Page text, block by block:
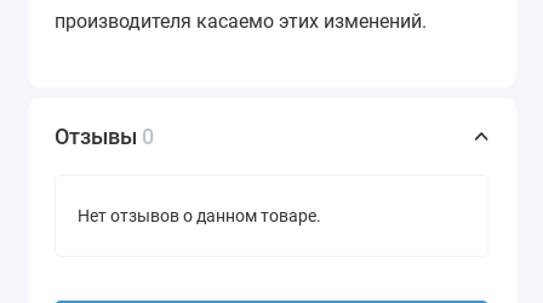
производителя касаемо этих изменений.
Отзывы 0
Нет отзывов о данном товаре.